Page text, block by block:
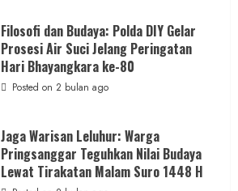
Filosofi dan Budaya: Polda DIY Gelar
Prosesi Air Suci Jelang Peringatan
Hari Bhayangkara ke-80
Posted on 2 bulan ago
Jaga Warisan Leluhur: Warga
Pringsanggar Teguhkan Nilai Budaya
Lewat Tirakatan Malam Suro 1448 H